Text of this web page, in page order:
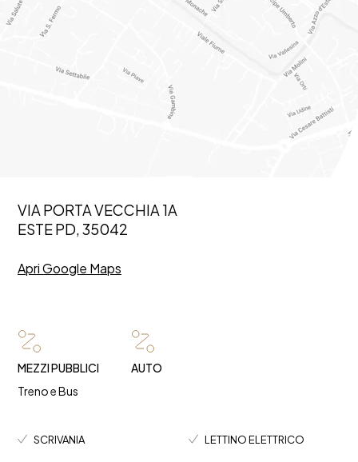
VIA PORTA VECCHIA 1A
ESTE PD, 35042
Apri Google Maps
MEZZI PUBBLICI
Treno e Bus
AUTO
SCRIVANIA LETTINO ELETTRICO